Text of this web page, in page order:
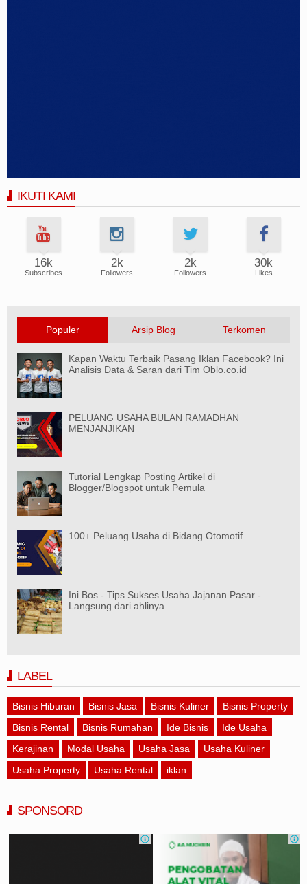
IKUTI KAMI
16k
Subscribes
2k
Followers
2k
Followers
30k
Likes
Populer Arsip Blog Terkomen
Kapan Waktu Terbaik Pasang Iklan Facebook? Ini
Analisis Data & Saran dari Tim Oblo.co.id
PELUANG USAHA BULAN RAMADHAN
MENJANJIKAN
Tutorial Lengkap Posting Artikel di
Blogger/Blogspot untuk Pemula
100+ Peluang Usaha di Bidang Otomotif
Ini Bos - Tips Sukses Usaha Jajanan Pasar -
Langsung dari ahlinya
LABEL
Bisnis Hiburan Bisnis Jasa Bisnis Kuliner
Bisnis Property
Bisnis Rental
Bisnis Rumahan Ide Bisnis
Ide Usaha
Kerajinan
Modal Usaha Usaha Jasa
Usaha Kuliner
Usaha Property
Usaha Rental iklan
SPONSORD